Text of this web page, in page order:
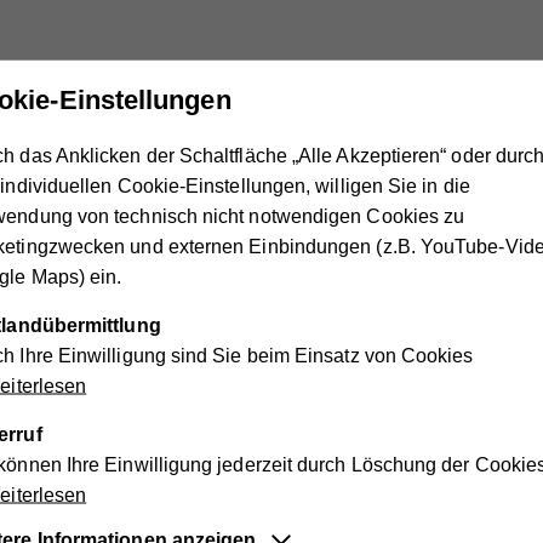
Die Preise unserer mobilen Pflege- und
Die zu erwartenden Kosten können Sie mit
Einstellungen
das Anklicken der Schaltfläche „Alle Akzeptieren“ oder durch
individuellen Cookie-Einstellungen, willigen Sie in die
von technisch nicht notwendigen Cookies zu
und externen Einbindungen (z.B. YouTube-
Maps) ein.
Ihre Einwilligung sind Sie beim Einsatz von Cookies
Ihre Einwilligung jederzeit durch Löschung der